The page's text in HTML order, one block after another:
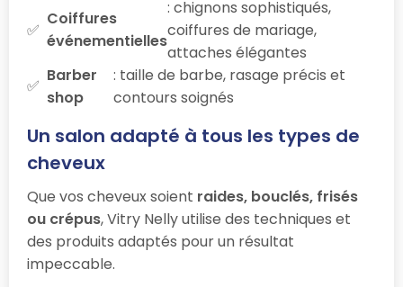
Coiffures
événementielles
: chignons sophistiqués,
coiffures de mariage,
attaches élégantes
Barber
shop
: taille de barbe, rasage précis et
contours soignés
Un salon adapté à tous les types de
cheveux
Que vos cheveux soient raides, bouclés, frisés
ou crépus, Vitry Nelly utilise des techniques et
des produits adaptés pour un résultat
impeccable.